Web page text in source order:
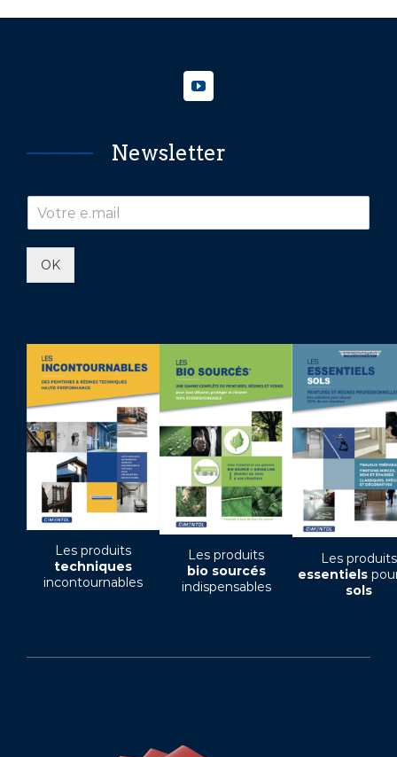
Newsletter
OK
Les produits
techniques
incontournables
Les produits
bio sourcés
indispensables
Les produits
essentiels
sols